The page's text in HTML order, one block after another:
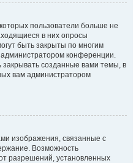
пользователи больше не
в них опросы
быть закрыты по многим
конференции.
созданные вами темы, в
вам администратором
изображения, связанные с
Возможность
разрешений, установленных